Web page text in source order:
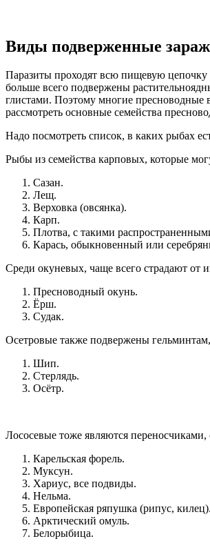
Виды подверженные
Паразиты проходят всю пищевую цепочку
больше всего подвержены
глистами. Поэтому многие пресноводные
рассмотреть основные семейства
Надо посмотреть список, в каких рыбах
Рыбы из семейства карповых, которые
Сазан.
Лещ.
Верховка (овсянка).
Карп.
Плотва, с такими
Карась, обыкновенный или
Среди окуневых, чаще всего страдают от
Пресноводный окунь.
Ёрш.
Судак.
Осетровые также подвержены
Шип.
Стерлядь.
Осётр.
Лососевые тоже являются
Карельская форель.
Муксун.
Хариус, все подвиды.
Нельма.
Европейская ряпушка (рипус, килец).
Арктический омуль.
Белорыбица.